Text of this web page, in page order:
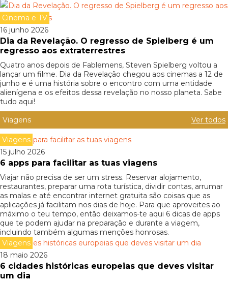
Cinema e TV
16 junho 2026
Dia da Revelação. O regresso de Spielberg é um
regresso aos extraterrestres
Quatro anos depois de Fablemens, Steven Spielberg voltou a
lançar um filme. Dia da Revelação chegou aos cinemas a 12 de
junho e é uma história sobre o encontro com uma entidade
alienígena e os efeitos dessa revelação no nosso planeta. Sabe
tudo aqui!
Viagens
Ver todos
Viagens
15 julho 2026
6 apps para facilitar as tuas viagens
Viajar não precisa de ser um stress. Reservar alojamento,
restaurantes, preparar uma rota turística, dividir contas, arrumar
as malas e até encontrar internet gratuita são coisas que as
aplicações já facilitam nos dias de hoje. Para que aproveites ao
máximo o teu tempo, então deixamos-te aqui 6 dicas de apps
que te podem ajudar na preparação e durante a viagem,
incluindo também algumas menções honrosas.
Viagens
18 maio 2026
6 cidades históricas europeias que deves visitar
um dia